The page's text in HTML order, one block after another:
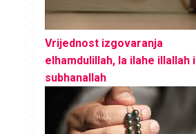
Vrijednost izgovaranja
elhamdulillah, la ilahe illallah i
subhanallah